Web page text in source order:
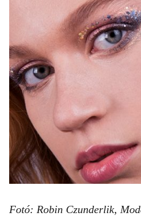
Fotó: Robin Czunderlik,